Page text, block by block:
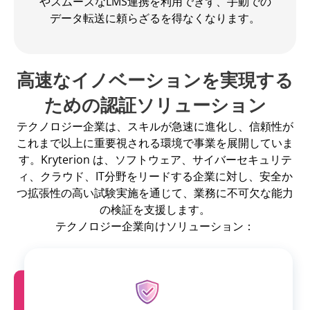
データ転送に頼らざるを得なくなります。
高速なイノベーションを実現する
ための認証ソリューション
テクノロジー企業は、スキルが急速に進化し、信頼性が
これまで以上に重要視される環境で事業を展開していま
す。Kryterion は、ソフトウェア、サイバーセキュリテ
ィ、クラウド、IT分野をリードする企業に対し、安全か
つ拡張性の高い試験実施を通じて、業務に不可欠な能力
の検証を支援します。
テクノロジー企業向けソリューション：